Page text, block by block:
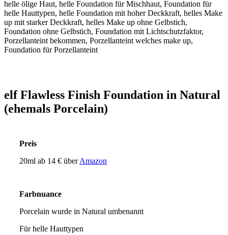
elf Flawless Finish Foundation in Natural
(ehemals Porcelain)
Preis
20ml ab 14 € überAmazon
Farbnuance
Porcelain wurde in Natural umbenannt
Für helle Hauttypen